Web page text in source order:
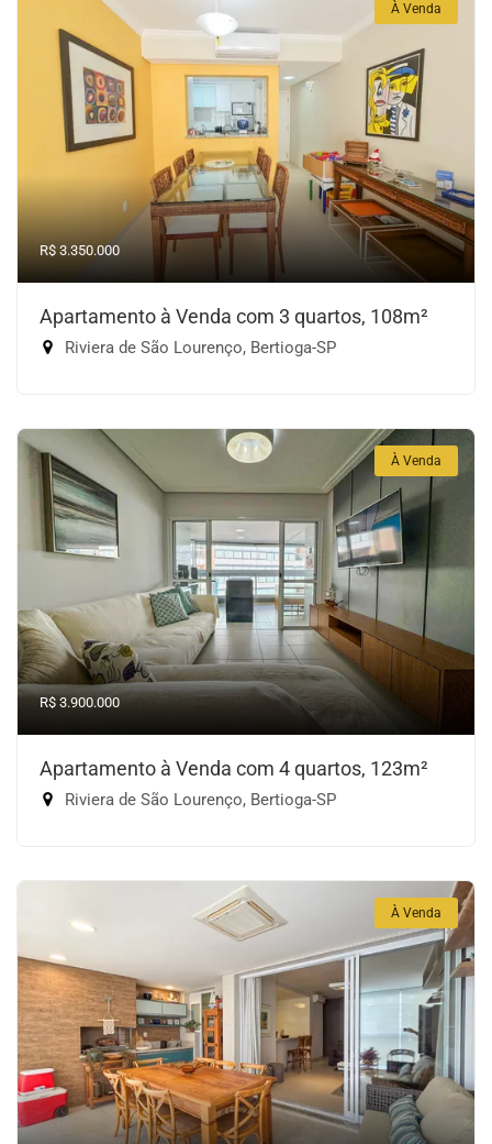
À Venda
R$ 3.350.000
Apartamento à Venda com 3 quartos, 108m²
Riviera de São Lourenço, Bertioga-SP
À Venda
R$ 3.900.000
Apartamento à Venda com 4 quartos, 123m²
Riviera de São Lourenço, Bertioga-SP
À Venda